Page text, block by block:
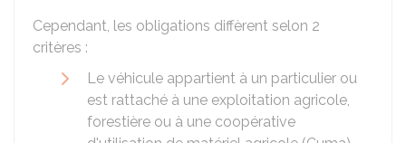
Cependant, les obligations diffèrent selon 2
critères :
Le véhicule appartient à un particulier ou
est rattaché à une exploitation agricole,
forestière ou à une coopérative